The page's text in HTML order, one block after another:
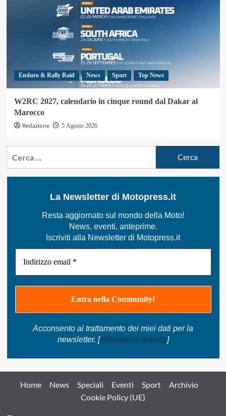
Enduro & Rally Raid News Sport Top News
W2RC 2027, calendario in cinque round dal Dakar al
Marocco
Redazione
5 Agosto 2026
La Newsletter di Motopress.it
Resta aggiornato sul mondo della Moto!
News, eventi, anteprime.
Iscriviti alla Newsletter di Motopress.it
Acconsento al trattamento dei miei dati per la
newsletter. [Informativa privacy]
Home News Speciali Eventi Sport
Archivio
Cookie Policy (UE)